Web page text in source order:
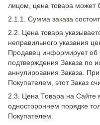
лицом, цена товара может
2.1.1. Сумма заказа
2.2. Цена товара
неправильного указания
Продавец информирует об
подтверждения Заказа по
аннулирования Заказа.
Покупателем, этот Заказ
2.3. Цена Товара на Сайте
одностороннем порядке
Покупателем.